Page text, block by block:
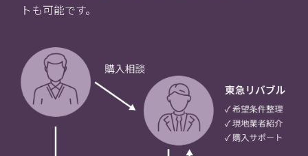
トも可能です。